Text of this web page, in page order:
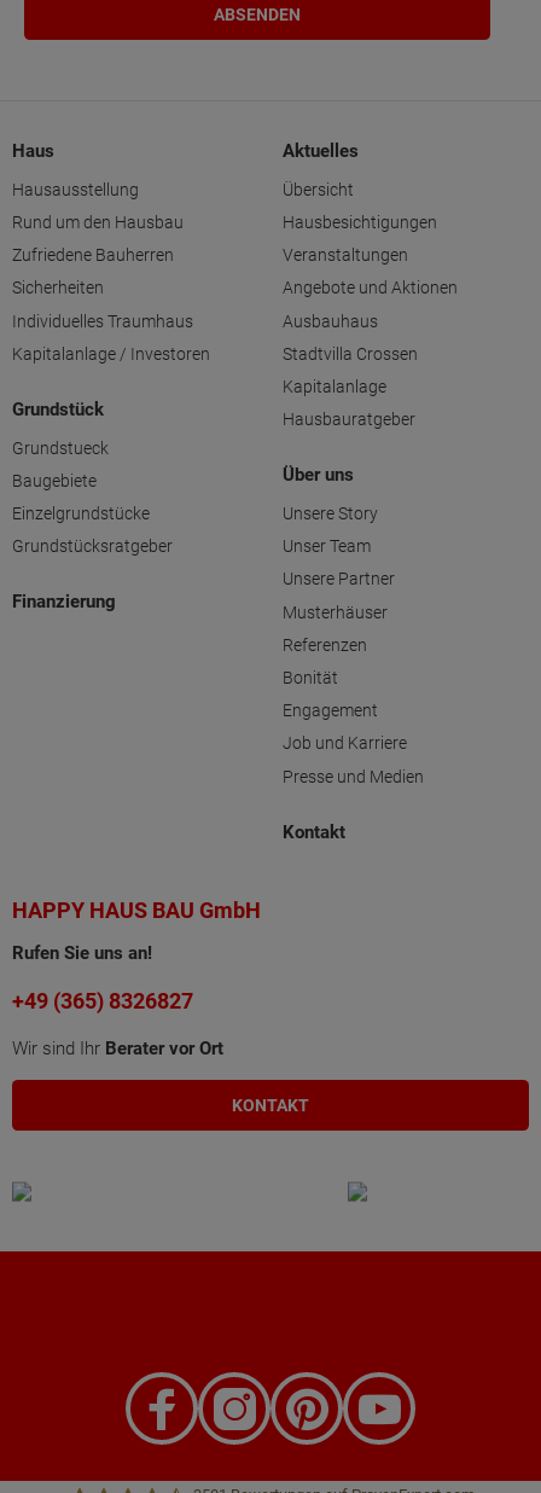
Haus
Hausausstellung
Rund um den Hausbau
Zufriedene Bauherren
Sicherheiten
Individuelles Traumhaus
Kapitalanlage / Investoren
Grundstück
Grundstueck
Baugebiete
Einzelgrundstücke
Grundstücksratgeber
Finanzierung
Aktuelles
Übersicht
Hausbesichtigungen
Veranstaltungen
Angebote und Aktionen
Ausbauhaus
Stadtvilla Crossen
Kapitalanlage
Hausbauratgeber
Über uns
Unsere Story
Unser Team
Unsere Partner
Musterhäuser
Referenzen
Bonität
Engagement
Job und Karriere
Presse und Medien
Kontakt
HAPPY HAUS BAU GmbH
Rufen Sie uns an!
+49 (365) 8326827
Wir sind Ihr Berater vor Ort
KONTAKT